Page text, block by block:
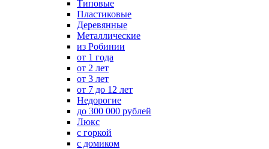
Типовые
Пластиковые
Деревянные
Металлические
из Робинии
от 1 года
от 2 лет
от 3 лет
от 7 до 12 лет
Недорогие
до 300 000 рублей
Люкс
с горкой
с домиком